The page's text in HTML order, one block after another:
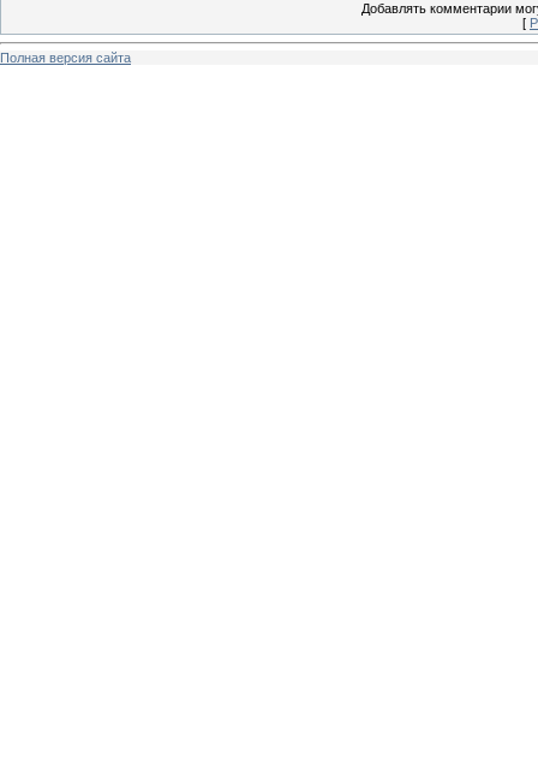
Добавлять комментарии
[
Полная версия сайта